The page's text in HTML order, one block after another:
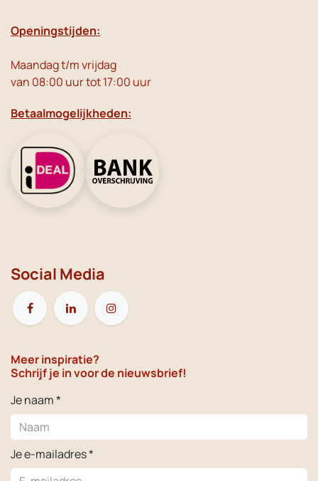
Openingstijden:
Maandag t/m vrijdag
van 08:00 uur tot 17:00 uur
Betaalmogelijkheden:
Social Media
Meer inspiratie?
Schrijf je in voor de nieuwsbrief!
Je naam *
Je e-mailadres *